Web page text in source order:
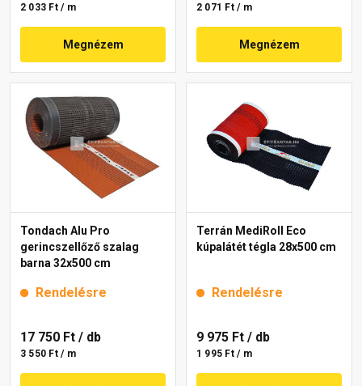
2 033 Ft / m
Megnézem
2 071 Ft / m
Megnézem
Tondach Alu Pro
gerincszellőző szalag
barna 32x500 cm
Rendelésre
17 750 Ft / db
3 550 Ft / m
Terrán MediRoll Eco
kúpalátét tégla 28x500 cm
Rendelésre
9 975 Ft / db
1 995 Ft / m